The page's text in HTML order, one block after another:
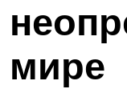
мире